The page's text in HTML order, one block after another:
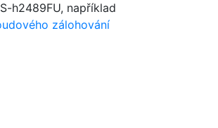
h2489FU, například
zálohování